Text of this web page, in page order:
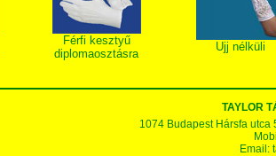
Férfi kesztyű
diplomaosztásra
Ujj nélküli
TAYLOR
1074 Budapest Hársfa utca
Email: